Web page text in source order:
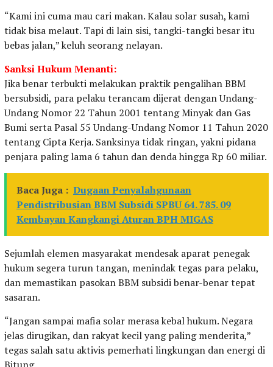
“Kami ini cuma mau cari makan. Kalau solar susah, kami
tidak bisa melaut. Tapi di lain sisi, tangki-tangki besar itu
bebas jalan,” keluh seorang nelayan.
Sanksi Hukum Menanti:
Jika benar terbukti melakukan praktik pengalihan BBM
bersubsidi, para pelaku terancam dijerat dengan Undang-
Undang Nomor 22 Tahun 2001 tentang Minyak dan Gas
Bumi serta Pasal 55 Undang-Undang Nomor 11 Tahun 2020
tentang Cipta Kerja. Sanksinya tidak ringan, yakni pidana
penjara paling lama 6 tahun dan denda hingga Rp 60 miliar.
Baca Juga : Dugaan Penyalahgunaan
Pendistribusian BBM Subsidi SPBU 64. 785. 09
Kembayan Kangkangi Aturan BPH MIGAS
Sejumlah elemen masyarakat mendesak aparat penegak
hukum segera turun tangan, menindak tegas para pelaku,
dan memastikan pasokan BBM subsidi benar-benar tepat
sasaran.
“Jangan sampai mafia solar merasa kebal hukum. Negara
jelas dirugikan, dan rakyat kecil yang paling menderita,”
tegas salah satu aktivis pemerhati lingkungan dan energi di